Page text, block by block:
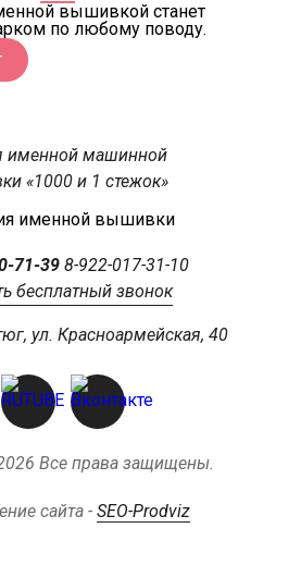
вышивкой станет
по любому поводу.
именной машинной
«1000 и 1 стежок»
71-39 8-922-017-31-10
бесплатный звонок
ул. Красноармейская, 40
Все права защищены.
сайта - SEO-Prodviz